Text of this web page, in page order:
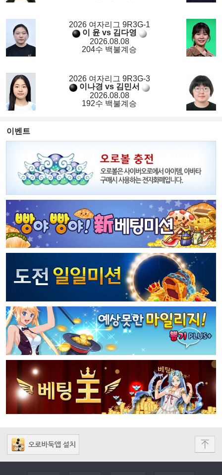
2026 여자리그 9R3G-1
이 윤 vs 김다영
2026.08.08
204수 백불계승
2026 여자리그 9R3G-3
이나경 vs 김민서
2026.08.08
192수 백불계승
이벤트